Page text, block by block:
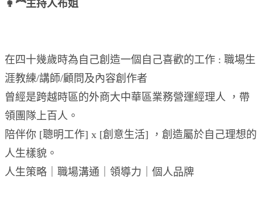
👩‍🦰主持人布姐
在四十幾歲時為自己創造一個自己喜歡的工作 : 職場生
涯教練/講師/顧問及內容創作者
曾經是跨越時區的外商大中華區業務營運經理人 ，帶
領團隊上百人。
陪伴你 [聰明工作] x [創意生活] ，創造屬於自己理想的
人生樣貌。
人生策略｜職場溝通｜領導力｜個人品牌